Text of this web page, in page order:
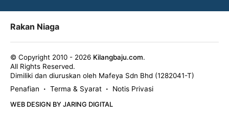
Rakan Niaga
© Copyright 2010 - 2026 Kilangbaju.com.
All Rights Reserved.
Dimiliki dan diuruskan oleh Mafeya Sdn Bhd (1282041-T)
Penafian
• Terma & Syarat • Notis Privasi
WEB DESIGN BY JARING DIGITAL